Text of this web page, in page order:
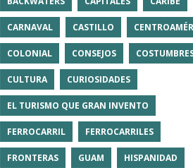
CARNAVAL CASTILLO
COLONIAL CONSEJOS
CULTURA CURIOSIDADES
EL TURISMO QUE GRAN INVENTO
FERROCARRIL FERROCARRILES
FRONTERAS GUAM HISPANIDAD